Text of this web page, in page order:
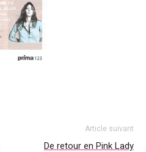
Article suivant
De retour en Pink Lady